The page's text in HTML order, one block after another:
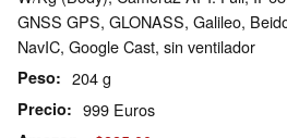
GNSS GPS, GLONASS, Galileo,
NavIC, Google Cast, sin ventilador
Peso 204 g
Precio 999 Euros